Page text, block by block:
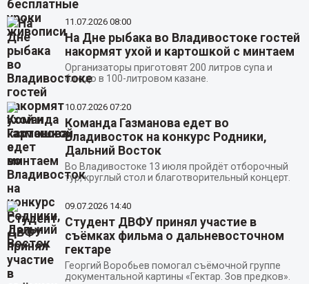
11.07.2026 08:00
На Дне рыбака во Владивостоке гостей
накормят ухой и картошкой с минтаем
Организаторы приготовят 200 литров супа и
блюдо в 100-литровом казане.
10.07.2026 07:20
Команда Газманова едет во
Владивосток на конкурс Родники,
Дальний Восток
Во Владивостоке 13 июля пройдёт отборочный
тур, круглый стол и благотворительный концерт.
09.07.2026 14:40
Студент ДВФУ принял участие в
съёмках фильма о дальневосточном
гектаре
Георгий Воробьев помогал съёмочной группе
документальной картины «Гектар. Зов предков».